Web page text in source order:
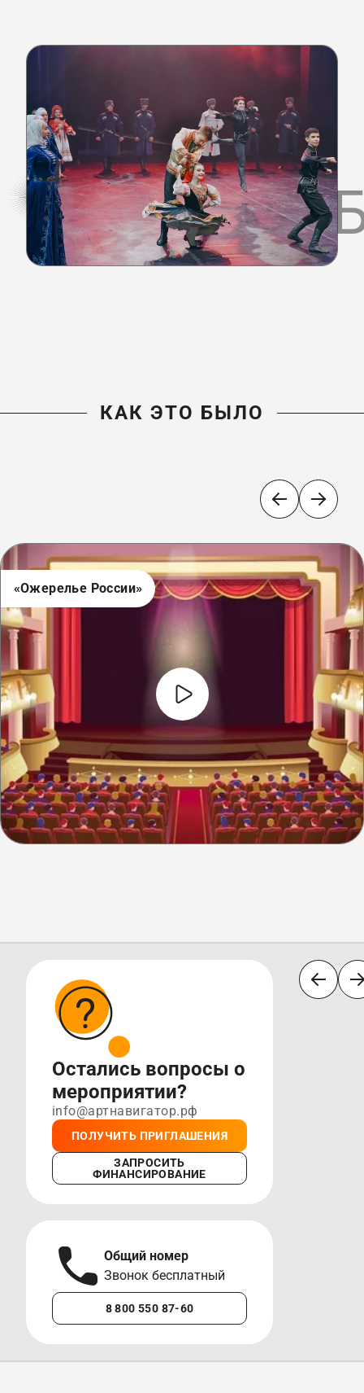
КАК ЭТО
КАК ЭТО БЫЛО
«Ожерелье России»
Остались вопросы о
мероприятии?
info@артнавигатор.рф
ПОЛУЧИТЬ ПРИГЛАШЕНИЯ
ЗАПРОСИТЬ
ФИНАНСИРОВАНИЕ
Общий номер
Звонок бесплатный
8 800 550 87-60